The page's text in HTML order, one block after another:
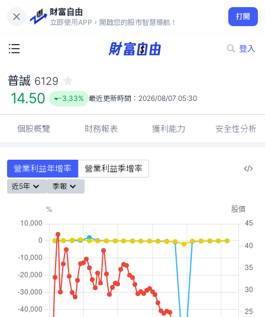
財富自由
立即使用APP，開啟您的股市智慧導航！
打開
登入
14.50
-3.33%
普誠 6129
14.50 -3.33% 最近更新時間： 2026/08/07 05:30
個股概覽 財務報表 獲利能力 安全性分析
營業利益年增率 營業利益季增率
近5年 季報